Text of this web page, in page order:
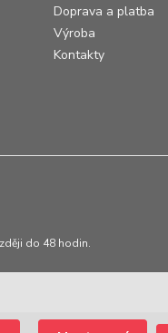
Doprava a platba
Výroba
Kontakty
do 48 hodin.